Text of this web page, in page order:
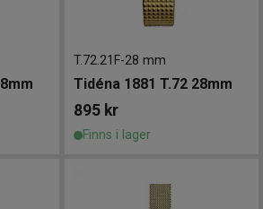
T.72.21F-28 mm
Tidéna 1881 T.72 28mm
895 kr
Finns i lager